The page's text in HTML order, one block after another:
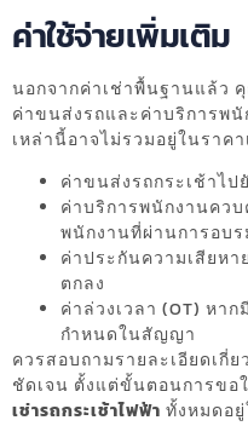
ค่าใช้จ่ายเพิ่มเติม
นอกจากค่าเช่าพื้นฐานแล้ว
ค่าขนส่งรถและค่าบริการพ
เหล่านี้อาจไม่รวมอยู่ในราค
ค่าขนส่งรถกระเช้าไ
ค่าบริการพนักงานคว
พนักงานที่ผ่านการอบร
ค่าประกันความเสียห
ตกลง
ค่าล่วงเวลา (OT) หา
กำหนดในสัญญา
ควรสอบถามรายละเอียดเกี่ย
ชัดเจน ตั้งแต่ขั้นตอนการขอ
เช่ารถกระเช้าไฟฟ้า ทั้งหมดอ